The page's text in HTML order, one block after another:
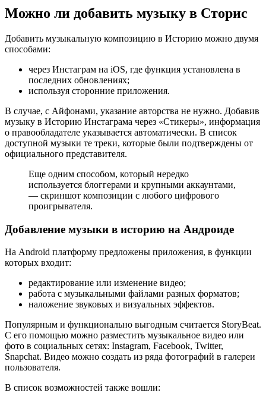
Можно ли добавить музыку в Сторис
Добавить музыкальную композицию в Историю можно двумя
способами:
через Инстаграм на iOS, где функция установлена в
последних обновлениях;
используя сторонние приложения.
В случае, с Айфонами, указание авторства не нужно. Добавив
музыку в Историю Инстаграма через «Стикеры», информация
о правообладателе указывается автоматически. В список
доступной музыки те треки, которые были подтверждены от
официального представителя.
Еще одним способом, который нередко
используется блоггерами и крупными аккаунтами,
— скриншот композиции с любого цифрового
проигрывателя.
Добавление музыки в историю на Андроиде
На Android платформу предложены приложения, в функции
которых входит:
редактирование или изменение видео;
работа с музыкальными файлами разных форматов;
наложение звуковых и визуальных эффектов.
Популярным и функционально выгодным считается StoryBeat.
С его помощью можно разместить музыкальное видео или
фото в социальных сетях: Instagram, Facebook, Twitter,
Snapchat. Видео можно создать из ряда фотографий в галереи
пользователя.
В список возможностей также вошли: